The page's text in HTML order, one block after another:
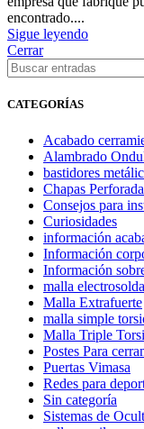
encontrado....
Sigue leyendo
Cerrar
CATEGORÍAS
Acabado
Alambrado
bastidores
Chapas
Consejos para
Curiosidades
información
Información
Información
malla
Malla Extrafuerte
malla simple
Malla Triple
Postes Para
Puertas Vimasa
Redes para
Sin categoría
Sistemas de